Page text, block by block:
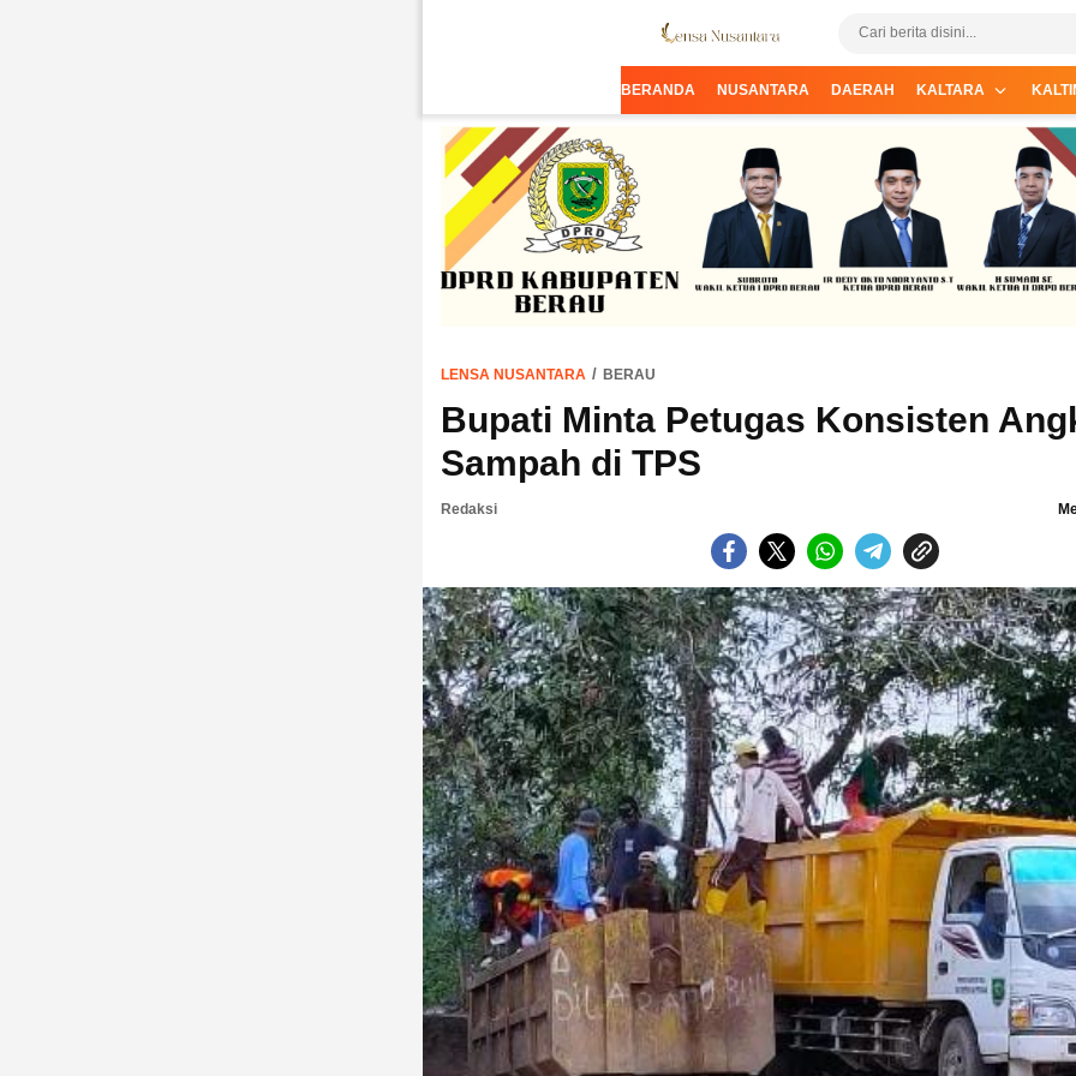
Lensa Nusantara
Informasi Terpercaya dari Nusantara
BERANDA NUSANTARA DAERAH KALTARA
LENSA NUSANTARA BERAU
Bupati Minta Petugas Konsisten
Sampah di TPS
Redaksi